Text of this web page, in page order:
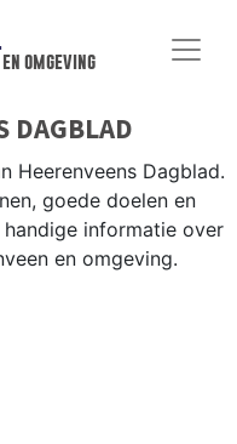
omgeving
DAGBLAD
Heerenveens Dagblad.
goede doelen en
informatie over
en omgeving.